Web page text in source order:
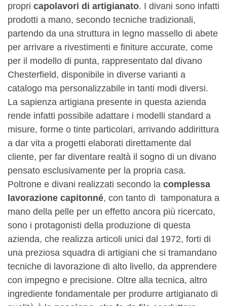
propri capolavori di artigianato. I divani sono infatti
prodotti a mano, secondo tecniche tradizionali,
partendo da una struttura in legno massello di abete
per arrivare a rivestimenti e finiture accurate, come
per il modello di punta, rappresentato dal divano
Chesterfield, disponibile in diverse varianti a
catalogo ma personalizzabile in tanti modi diversi.
La sapienza artigiana presente in questa azienda
rende infatti possibile adattare i modelli standard a
misure, forme o tinte particolari, arrivando addirittura
a dar vita a progetti elaborati direttamente dal
cliente, per far diventare realtà il sogno di un divano
pensato esclusivamente per la propria casa.
Poltrone e divani realizzati secondo la complessa
lavorazione capitonné, con tanto di tamponatura a
mano della pelle per un effetto ancora più ricercato,
sono i protagonisti della produzione di questa
azienda, che realizza articoli unici dal 1972, forti di
una preziosa squadra di artigiani che si tramandano
tecniche di lavorazione di alto livello, da apprendere
con impegno e precisione. Oltre alla tecnica, altro
ingrediente fondamentale per produrre artigianato di